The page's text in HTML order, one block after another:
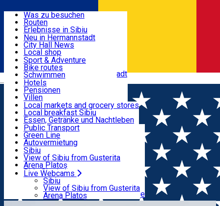
Română
Nützliche informationen
Aktivitäten & Abenteuer
Unterkunft
Essen, Getränke & Nachtleben
Transport & Parken
Live Webcams
Was zu besuchen
Routen
Erlebnisse in Sibiu
Podcast
Kultur
Museen
Kirchen
Parks, Zoo
Im Umkreis von Hermannstadt
Neu in Hermannstadt
City Hall News
Local shop
Sibiu Handwerker
Sibiul Verde
Public services
Bildung
Wie komme ich nach Sibiu?
Touristeninfo
Reiseführer
Guided tours
Local publication
Schönheitssalon
Sport & Adventure
Bike routes
Schwimmen
Reiten
Fitnessstudio
Loc de joacă indoor
Loc de joacă outdoor
Ski
Eislaufen
Yoga
Hotels
Pensionen
Villen
Hostels
Motels
Camping
Zimmer zu vermieten
Wohnungen
Unterkunft außerhalb von Sibiu
Local markets and grocery stores
Local breakfast Sibiu
Essen, Getränke und Nachtleben
Pizza
Fast Food
Kaffeestube
Konditorei
Pub, Bar
Nachtclubs
Bäckerei
Public Transport
Green Line
Autovermietung
Fahrad verleih
Scooter rentals
Taxi
Ride Sharing
Park-Tickets
Parkplätze
Ladestationen für Elektrofahrzeuge
Sibiu
View of Sibiu from Gusterita
Arena Platoș
Live Webcams
Sibiu
View of Sibiu from Gusterita
Arena Platoș
Home Places
Zu Fuß durch GușterLand – Der
Denkmalsturm